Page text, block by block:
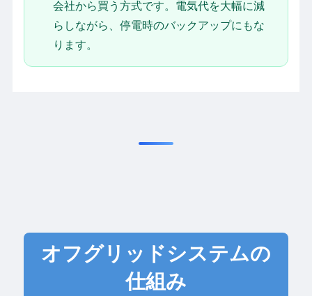
会社から買う方式です。電気代を大幅に減
らしながら、停電時のバックアップにもな
ります。
オフグリッドシステムの
仕組み